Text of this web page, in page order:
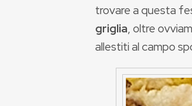
trovare a questa
griglia, oltre
allestiti al campo